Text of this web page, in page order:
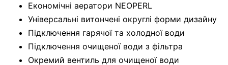
Економічні аератори NEOPERL
Універсальні витончені округлі форми дизайну
Підключення гарячої та холодної води
Підключення очищеної води з фільтра
Окремий вентиль для очищеної води